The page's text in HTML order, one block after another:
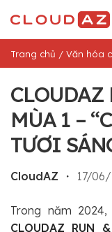
đến
nội
dung
Trang chủ / Văn hóa
CLOUDAZ
MÙA 1 –
TƯƠI
CloudAZ ・ 17/
Trong năm
CLOUDAZ RUN